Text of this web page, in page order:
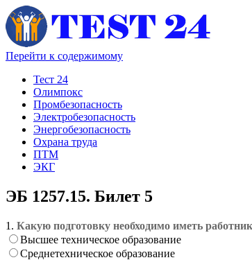
Перейти к содержимому
Тест 24
Олимпокс
Промбезопасность
Электробезопасность
Энергобезопасность
Охрана труда
ПТМ
ЭКГ
ЭБ 1257.15. Билет 5
1. Какую подготовку необходимо иметь
Высшее техническое образование
Среднетехническое образование